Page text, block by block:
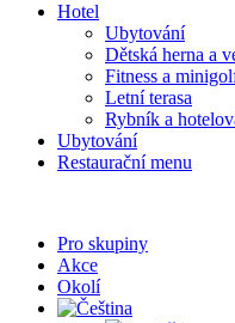
Hotel
Ubytování
Dětská herna a
Fitness a
Letní terasa
Rybník a
Ubytování
Restaurační menu
Pro skupiny
Akce
Okolí